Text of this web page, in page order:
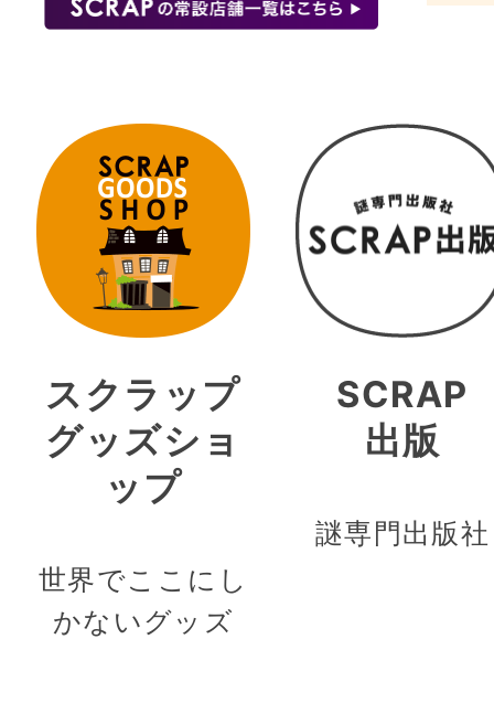
スクラップ
グッズショ
ップ
世界でここにし
かないグッズ
SCRAP
出版
謎専門出版社